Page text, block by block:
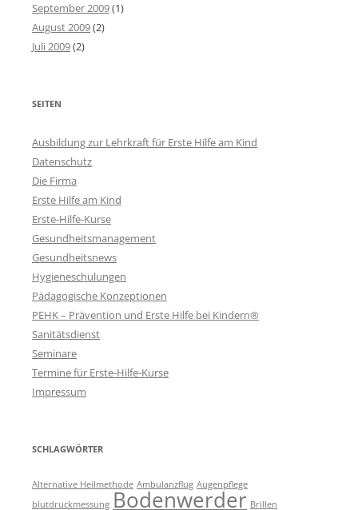
September 2009(1)
August 2009(2)
Juli 2009(2)
SEITEN
Ausbildung zur Lehrkraft für Erste Hilfe am Kind
Datenschutz
Die Firma
Erste Hilfe am Kind
Erste-Hilfe-Kurse
Gesundheitsmanagement
Gesundheitsnews
Hygieneschulungen
Pädagogische Konzeptionen
PEHK – Prävention und Erste Hilfe bei Kindern®
Sanitätsdienst
Seminare
Termine für Erste-Hilfe-Kurse
Impressum
SCHLAGWÖRTER
Alternative Heilmethode Ambulanzflug Augenpflege
blutdruckmessung Bodenwerder Brillen